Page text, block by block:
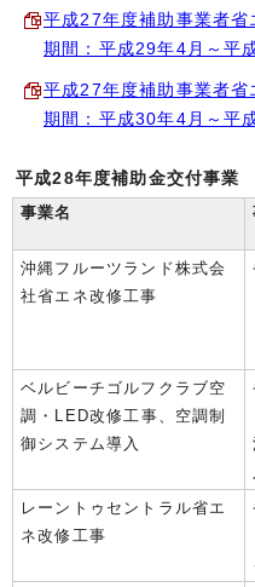
平成27年度補助事業者
期間：平成29年4月～平
平成27年度補助事業者
期間：平成30年4月～平
平成28年度補助金交付事業
事業名
沖縄フルーツランド株式会
社省エネ改修工事
ベルビーチゴルフクラブ空
調・LED改修工事、空調制
御システム導入
レーントゥセントラル省エ
ネ改修工事